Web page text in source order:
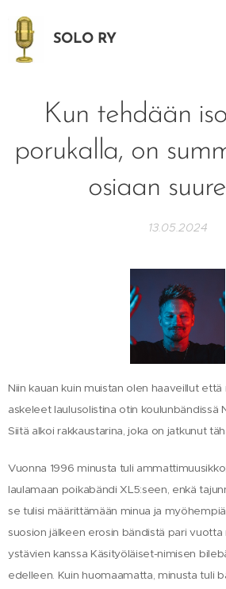
SOLO RY
Kun tehdään
porukalla, on
osiaan
13.05.2024
Niin kauan kuin muistan olen haaveillut että
askeleet laulusolistina otin koulunbändissä
Siitä alkoi rakkaustarina, joka on jatkunut
Vuonna 1996 minusta tuli
laulamaan poikabändi XL5:seen, enkä
se tulisi määrittämään minua ja
suosion jälkeen erosin bändistä pari
ystävien kanssa Käsityöläiset-nimisen
edelleen. Kuin huomaamatta, minusta tuli